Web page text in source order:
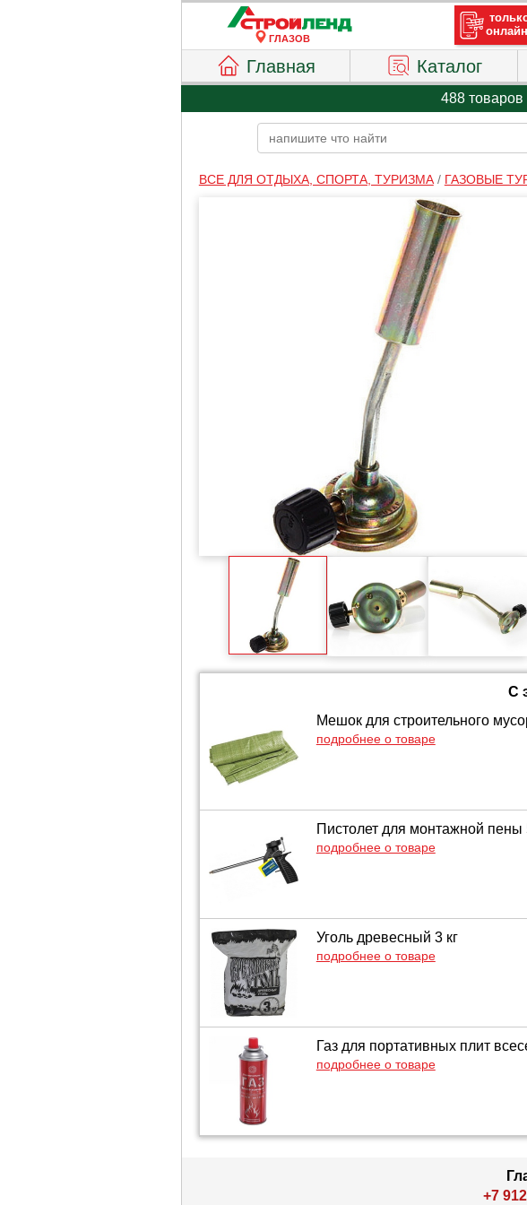
ГЛАЗОВ
Главная Каталог
488 товаров
ВСЕ ДЛЯ ОТДЫХА, СПОРТА, ТУРИЗМА/ ГАЗОВЫЕ
С
Мешок для строительного
подробнее о товаре
Пистолет для монтажной
подробнее о товаре
Уголь древесный 3 кг
подробнее о товаре
Газ для портативных плит
подробнее о товаре
+7